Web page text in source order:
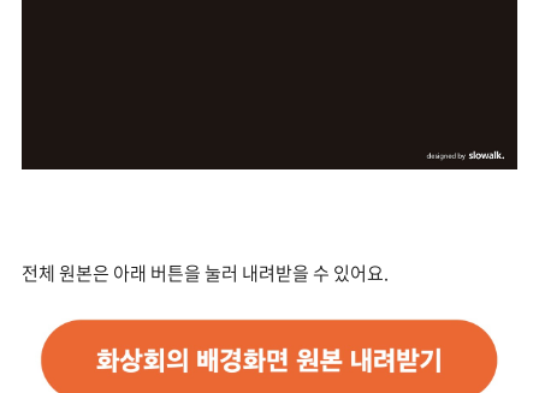
전체 원본은 아래 버튼을 눌러 내려받을 수 있어요.